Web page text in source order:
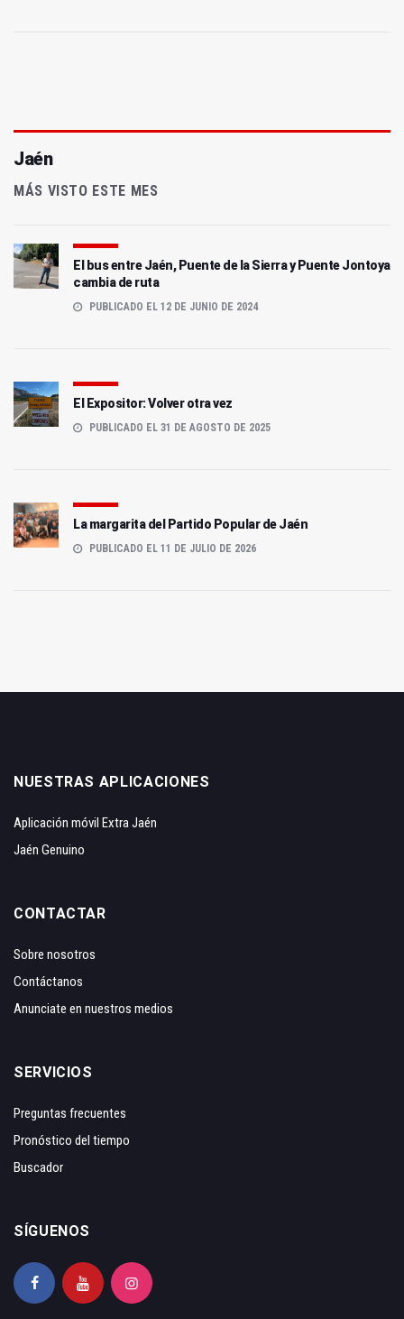
Jaén
MÁS VISTO ESTE MES
El bus entre Jaén, Puente de la Sierra y Puente Jontoya
cambia de ruta
PUBLICADO EL 12 DE JUNIO DE 2024
El Expositor: Volver otra vez
PUBLICADO EL 31 DE AGOSTO DE 2025
La margarita del Partido Popular de Jaén
PUBLICADO EL 11 DE JULIO DE 2026
NUESTRAS APLICACIONES
Aplicación móvil Extra Jaén
Jaén Genuino
CONTACTAR
Sobre nosotros
Contáctanos
Anunciate en nuestros medios
SERVICIOS
Preguntas frecuentes
Pronóstico del tiempo
Buscador
SÍGUENOS